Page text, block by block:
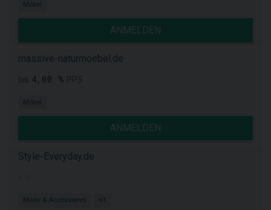
Möbel
ANMELDEN
massive-naturmoebel.de
4,00 %
Möbel
ANMELDEN
Style-Everyday.de
Mode & Accessoires +1